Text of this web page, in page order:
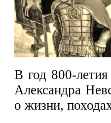
В год 800-летия
Александра
о жизни,